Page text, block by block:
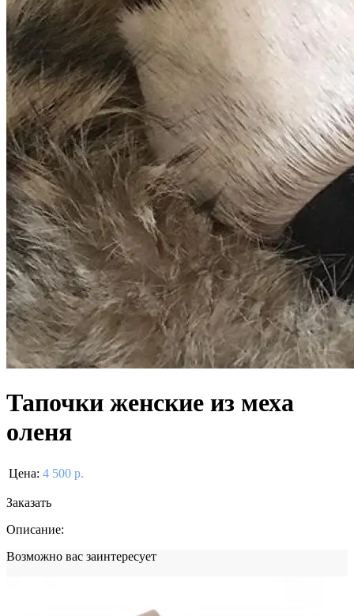
Тапочки женские из меха
оленя
Цена: 4 500 р.
Заказать
Описание:
Возможно вас заинтересует